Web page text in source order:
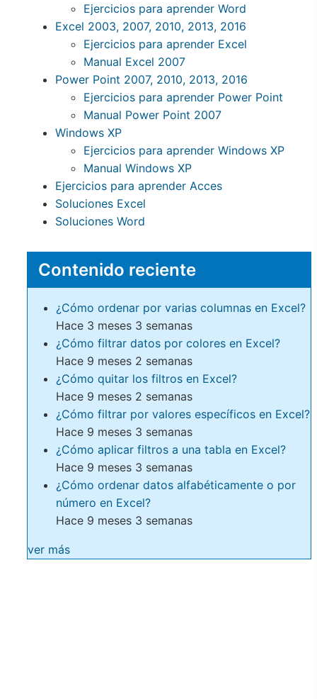
Ejercicios para aprender Word
Excel 2003, 2007, 2010, 2013, 2016
Ejercicios para aprender Excel
Manual Excel 2007
Power Point 2007, 2010, 2013, 2016
Ejercicios para aprender Power Point
Manual Power Point 2007
Windows XP
Ejercicios para aprender Windows XP
Manual Windows XP
Ejercicios para aprender Acces
Soluciones Excel
Soluciones Word
Contenido reciente
¿Cómo ordenar por varias columnas en Excel?
Hace 3 meses 3 semanas
¿Cómo filtrar datos por colores en Excel?
Hace 9 meses 2 semanas
¿Cómo quitar los filtros en Excel?
Hace 9 meses 2 semanas
¿Cómo filtrar por valores específicos en Excel?
Hace 9 meses 3 semanas
¿Cómo aplicar filtros a una tabla en Excel?
Hace 9 meses 3 semanas
¿Cómo ordenar datos alfabéticamente o por
número en Excel?
Hace 9 meses 3 semanas
ver más